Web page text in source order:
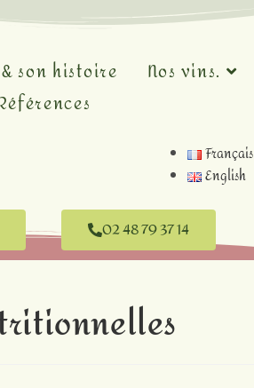
son histoire Nos vins.
Français
English
02 48 79 37 14